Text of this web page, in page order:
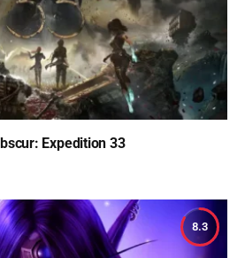
Expedition 33
8.3